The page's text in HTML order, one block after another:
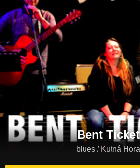
Bent Ticket
blues / Kutná Hora